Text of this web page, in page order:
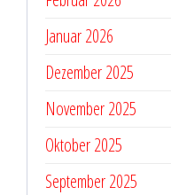
Januar 2026
Dezember 2025
November 2025
Oktober 2025
September 2025